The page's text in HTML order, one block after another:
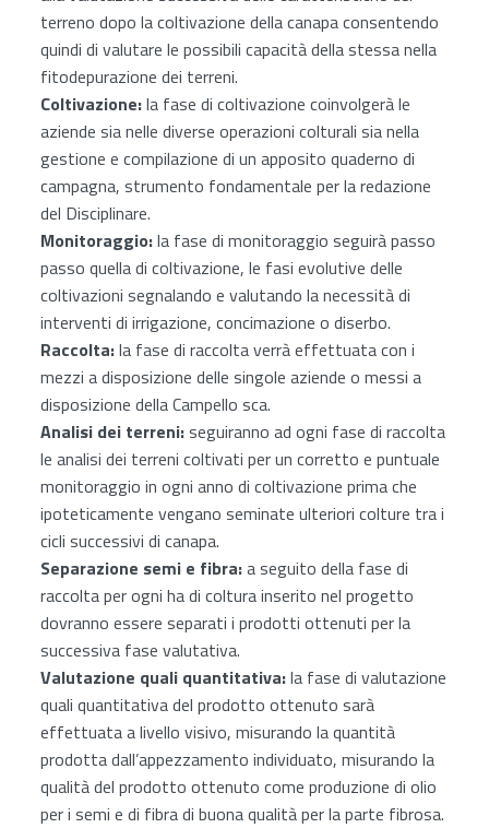
terreno dopo la coltivazione della canapa consentendo
quindi di valutare le possibili capacità della stessa nella
fitodepurazione dei terreni.
Coltivazione:la fase di coltivazione coinvolgerà le
aziende sia nelle diverse operazioni colturali sia nella
gestione e compilazione di un apposito quaderno di
campagna, strumento fondamentale per la redazione
del Disciplinare.
Monitoraggio:la fase di monitoraggio seguirà passo
passo quella di coltivazione, le fasi evolutive delle
coltivazioni segnalando e valutando la necessità di
interventi di irrigazione, concimazione o diserbo.
Raccolta:la fase di raccolta verrà effettuata con i
mezzi a disposizione delle singole aziende o messi a
disposizione della Campello sca.
Analisi dei terreni:seguiranno ad ogni fase di raccolta
le analisi dei terreni coltivati per un corretto e puntuale
monitoraggio in ogni anno di coltivazione prima che
ipoteticamente vengano seminate ulteriori colture tra i
cicli successivi di canapa.
Separazione semi e fibra:a seguito della fase di
raccolta per ogni ha di coltura inserito nel progetto
dovranno essere separati i prodotti ottenuti per la
successiva fase valutativa.
Valutazione quali quantitativa:la fase di valutazione
quali quantitativa del prodotto ottenuto sarà
effettuata a livello visivo, misurando la quantità
prodotta dall’appezzamento individuato, misurando la
qualità del prodotto ottenuto come produzione di olio
per i semi e di fibra di buona qualità per la parte fibrosa.